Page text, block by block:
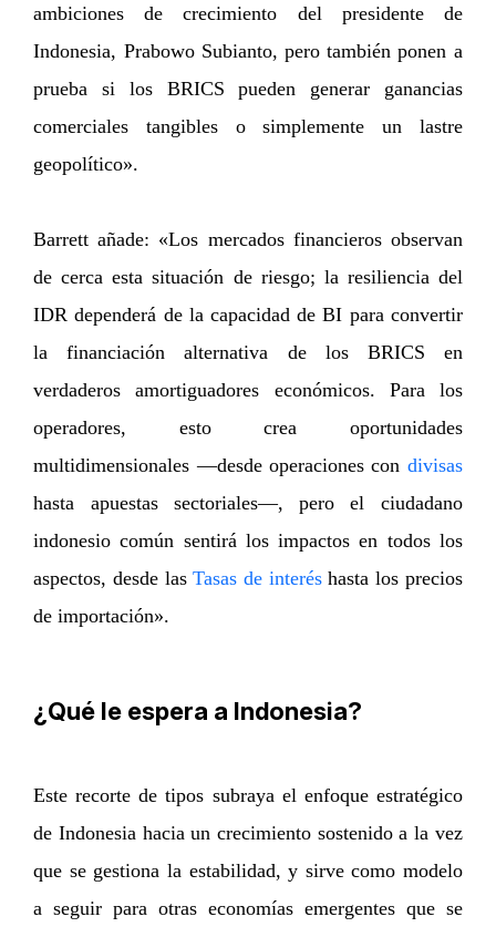
ambiciones de crecimiento del presidente de
Indonesia, Prabowo Subianto, pero también ponen a
prueba si los BRICS pueden generar ganancias
comerciales tangibles o simplemente un lastre
geopolítico».
Barrett añade: «Los mercados financieros observan
de cerca esta situación de riesgo; la resiliencia del
IDR dependerá de la capacidad de BI para convertir
la financiación alternativa de los BRICS en
verdaderos amortiguadores económicos. Para los
operadores, esto crea oportunidades
multidimensionales —desde operaciones con divisas
hasta apuestas sectoriales—, pero el ciudadano
indonesio común sentirá los impactos en todos los
aspectos, desde lasTasas de interéshasta los precios
de importación».
¿Qué le espera a Indonesia?
Este recorte de tipos subraya el enfoque estratégico
de Indonesia hacia un crecimiento sostenido a la vez
que se gestiona la estabilidad, y sirve como modelo
a seguir para otras economías emergentes que se